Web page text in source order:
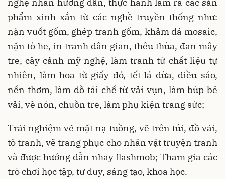
phẩm xinh xắn từ các nghề truyền thống như:
nặn vuốt gốm, ghép tranh gốm, khảm đá mosaic,
nặn tò he, in tranh dân gian, thêu thùa, đan mây
tre, cây cảnh mỹ nghệ, làm tranh từ chất liệu tự
nhiên, làm hoa từ giấy dó, tết lá dừa, diều sáo,
nến thơm, làm đồ tái chế từ vải vụn, làm búp bê
vải, vẽ nón, chuồn tre, làm phụ kiện trang sức;
Trải nghiệm vẽ mặt nạ tuồng, vẽ trên túi, đồ vải,
tô tranh, vẽ trang phục cho nhân vật truyện tranh
và được hướng dẫn nhảy flashmob; Tham gia các
trò chơi học tập, tư duy, sáng tạo, khoa học.